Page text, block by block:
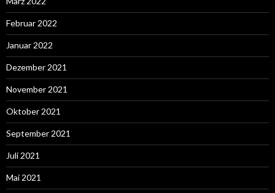
Februar 2022
Januar 2022
Dezember 2021
November 2021
Oktober 2021
September 2021
Juli 2021
Mai 2021